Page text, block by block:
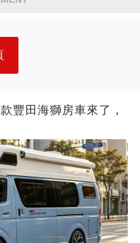
豐田海獅房車來了，